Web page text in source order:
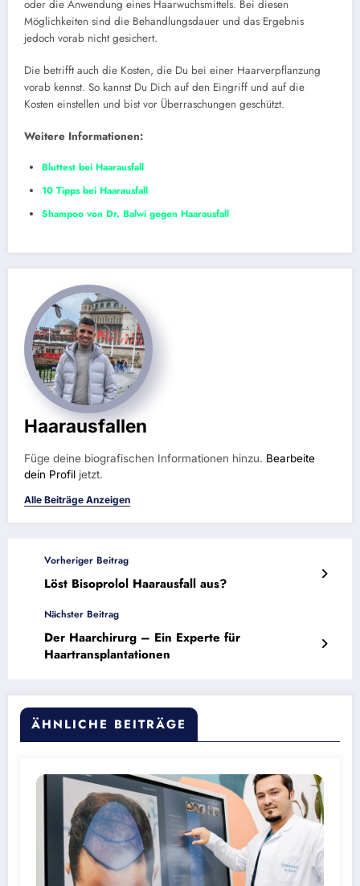
oder die Anwendung eines Haarwuchsmittels. Bei diesen
Möglichkeiten sind die Behandlungsdauer und das Ergebnis
jedoch vorab nicht gesichert.
Die betrifft auch die Kosten, die Du bei einer Haarverpflanzung
vorab kennst. So kannst Du Dich auf den Eingriff und auf die
Kosten einstellen und bist vor Überraschungen geschützt.
Weitere Informationen:
Bluttest bei Haarausfall
10 Tipps bei Haarausfall
Shampoo von Dr. Balwi gegen Haarausfall
Haarausfallen
Füge deine biografischen Informationen hinzu. Bearbeite
dein Profil jetzt.
Alle Beiträge Anzeigen
Vorheriger Beitrag
Löst Bisoprolol Haarausfall aus?
Nächster Beitrag
Der Haarchirurg – Ein Experte für
Haartransplantationen
ÄHNLICHE BEITRÄGE